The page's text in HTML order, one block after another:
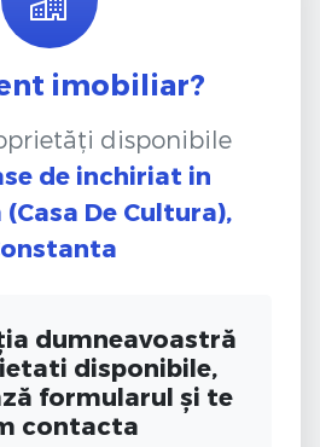
imobiliar?
disponibile
de inchiriat in
De Cultura),
dumneavoastră
disponibile,
formularul și te
contacta